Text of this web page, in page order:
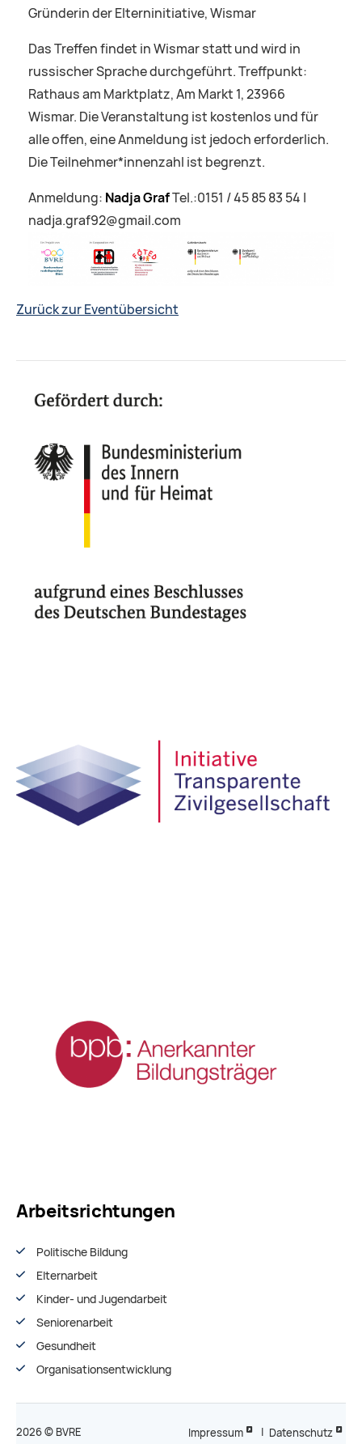
Gründerin der Elterninitiative, Wismar
Das Treffen findet in Wismar statt und wird in
russischer Sprache durchgeführt. Treffpunkt:
Rathaus am Marktplatz, Am Markt 1, 23966
Wismar. Die Veranstaltung ist kostenlos und für
alle offen, eine Anmeldung ist jedoch erforderlich.
Die Teilnehmer*innenzahl ist begrenzt.
Anmeldung: Nadja GrafTel.:0151 / 45 85 83 54 |
nadja.graf92@gmail.com
Zurück zur Eventübersicht
Arbeitsrichtungen
Politische Bildung
Elternarbeit
Kinder- und Jugendarbeit
Seniorenarbeit
Gesundheit
Organisationsentwiсklung
2026 © BVRE Impressum | Datenschutz